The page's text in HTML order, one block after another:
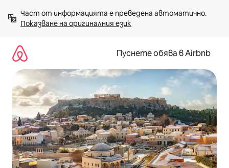
към
съдържанието
Показване на оригиналния език
Пуснете обява в Airbnb